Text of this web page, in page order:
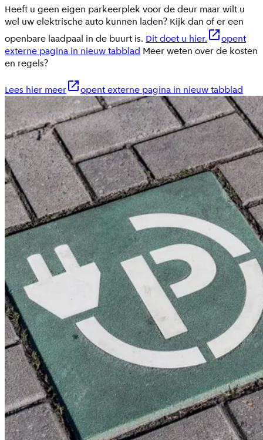
Heeft u geen eigen parkeerplek voor de deur maar wilt u
wel uw elektrische auto kunnen laden? Kijk dan of er een
openbare laadpaal in de buurt is. Dit doet u hier.
opent
externe pagina in nieuw tabblad Meer weten over de kosten
en regels?
Lees hier meer opent externe pagina in nieuw tabblad